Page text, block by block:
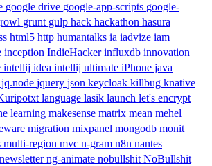
google drive google-app-scripts google-
grunt gulp hack hackathon hasura
html5 http humantalks ia iadvize iam
inception IndieHackerinfluxdb innovation
intellij idea intellij ultimate iPhone java
jq.node jquery json keycloak killbug knative
language lasik launch let's encrypt
learning makesense matrix mean mehel
migration mixpanel mongodb monit
multi-region mvc n-gram n8n nantes
newsletterng-animate nobullshit NoBullshit